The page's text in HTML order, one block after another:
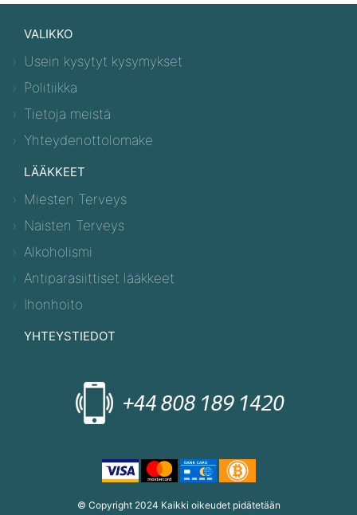
VALIKKO
Usein kysytyt kysymykset
Politiikka
Tietoja meistä
Yhteydenottolomake
LÄÄKKEET
Miesten Terveys
Naisten Terveys
Alkoholismi
Antiparasiittiset lääkkeet
Ihonhoito
YHTEYSTIEDOT
© Copyright 2024 Kaikki oikeudet pidätetään